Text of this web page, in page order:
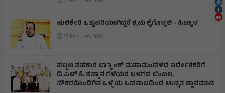
ಹುಲಿಕೇರಿ ಒತ್ತುವರಿಯಾಗಿದ್ದರೆ ಕ್ರಮ ಕೈಗೊಳ್ಳಲಿ - ಹಿಟ್ನಾಳ
27 February 2026
ಪಟ್ಟಣ ಸಹಕಾರ ಬ್ಯಾಾಂಕ್ ಮಹಾಮಂಡಳದ ನಿರ್ದೇಶಕರಿಗೆ
ಡಿ.ಎಚ್.ಓ ಸನ್ಮಾನ ಗೆಳೆಯರ ಬಳಗದ ಬೆಂಬಲ,
ನೌಕರರೊಂದಿಗಿನ ಒಳ್ಳೆಯ ಒಡನಾಟದಿಂದ ಉನ್ನತ ಸ್ಥಾನಮಾನ